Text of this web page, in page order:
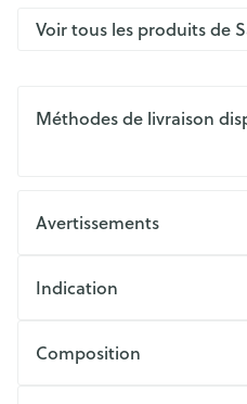
Voir tous les produits de
Méthodes de livraison
Avertissements
Indication
Composition